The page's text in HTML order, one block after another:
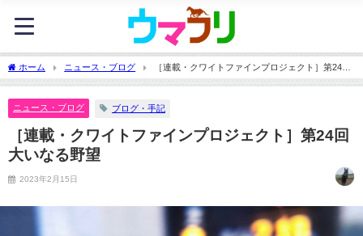
ホーム ニュース・ブログ
［連載・クワイトファインプロジェクト］第24回
大いなる野望
ニュース・ブログ ブログ・手記
［連載・クワイトファインプロジェクト］第24回
大いなる野望
2023年2月15日